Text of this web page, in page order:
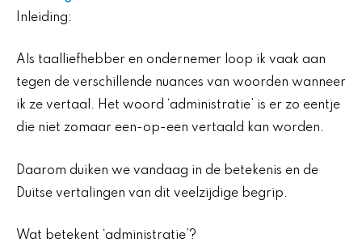
Inleiding:
Als taalliefhebber en ondernemer loop ik vaak aan
tegen de verschillende nuances van woorden wanneer
ik ze vertaal. Het woord ‘administratie’ is er zo eentje
die niet zomaar een-op-een vertaald kan worden.
Daarom duiken we vandaag in de betekenis en de
Duitse vertalingen van dit veelzijdige begrip.
Wat betekent ‘administratie’?